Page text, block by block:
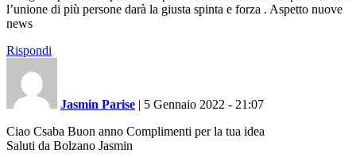
l’unione di più persone darà la giusta spinta e forza . Aspetto nuove
news
Rispondi
Jasmin Parise | 5 Gennaio 2022 - 21:07
Ciao Csaba Buon anno Complimenti per la tua idea
Saluti da Bolzano Jasmin